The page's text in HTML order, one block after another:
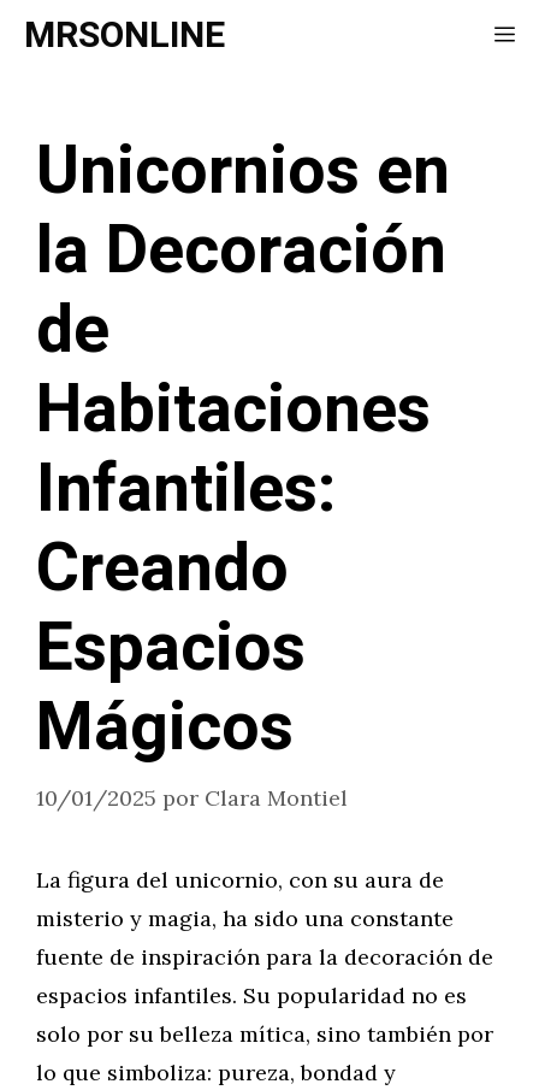
Saltar
MRSONLINE
Unicornios en
la Decoración
de
Habitaciones
Infantiles:
Creando
Espacios
Mágicos
10/01/2025 por Clara Montiel
La figura del unicornio, con su aura de
misterio y magia, ha sido una constante
fuente de inspiración para la decoración de
espacios infantiles. Su popularidad no es
solo por su belleza mítica, sino también por
lo que simboliza: pureza, bondad y